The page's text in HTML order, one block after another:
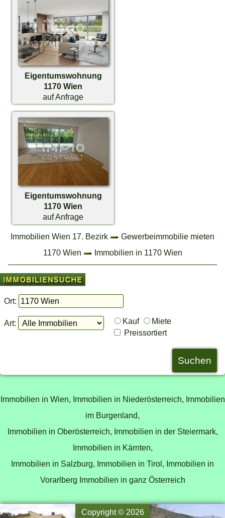
Eigentumswohnung
1170 Wien
auf Anfrage
Eigentumswohnung
1170 Wien
auf Anfrage
Immobilien Wien 17. Bezirk
Gewerbeimmobilie mieten
1170 Wien
Immobilien in 1170 Wien
Ort:
Art: Kauf
Miete
Preissortiert
Immobilien in Wien, Immobilien in Niederösterreich, Immobilien
im Burgenland,
Immobilien in Oberösterreich, Immobilien in der Steiermark,
Immobilien in Kärnten,
Immobilien in Salzburg, Immobilien in Tirol, Immobilien in
Vorarlberg Immobilien in ganz Österreich
Copyright © 2026